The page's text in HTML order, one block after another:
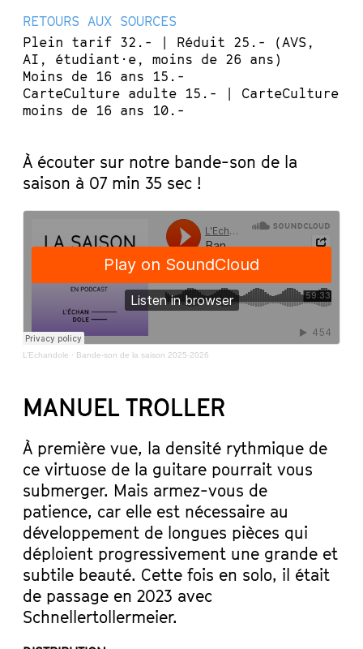
RETOURS AUX SOURCES
Plein tarif 32.- | Réduit 25.- (AVS,
AI, étudiant·e, moins de 26 ans)
Moins de 16 ans 15.-
CarteCulture adulte 15.- | CarteCulture
moins de 16 ans 10.-
À écouter sur notre bande-son de la
saison à 07 min 35 sec !
L’Echandole · Bande-son de la saison 2025-2026
MANUEL TROLLER
À première vue, la densité rythmique de
ce virtuose de la guitare pourrait vous
submerger. Mais armez-vous de
patience, car elle est nécessaire au
développement de longues pièces qui
déploient progressivement une grande et
subtile beauté. Cette fois en solo, il était
de passage en 2023 avec
Schnellertollermeier.